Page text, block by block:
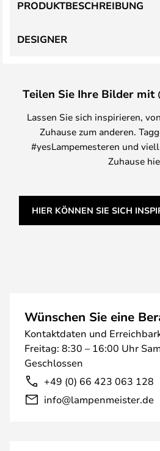
PRODUKTBESCHREIBUNG
DESIGNER
Teilen Sie Ihre Bilder mit
Lassen Sie sich inspirieren,
Zuhause zum anderen.
#yesLampemesteren und
Zuhause
HIER KÖNNEN SIE SICH
Wünschen Sie eine
Kontaktdaten und
Freitag: 8:30 – 16:00 Uhr
Geschlossen
+49 (0) 66 423 063 128
info@lampenmeister.de